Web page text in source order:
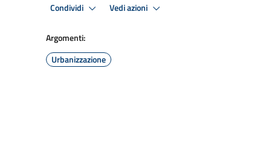
Condividi Vedi azioni
Argomenti:
Urbanizzazione